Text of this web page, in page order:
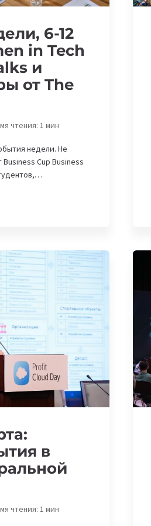
6-12
in Tech
и
от The
чтения: 1мин
недели. Не
Cup Business
в
чтения: 1мин